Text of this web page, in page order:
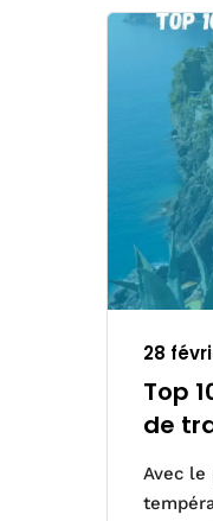
28
Top
de
Avec